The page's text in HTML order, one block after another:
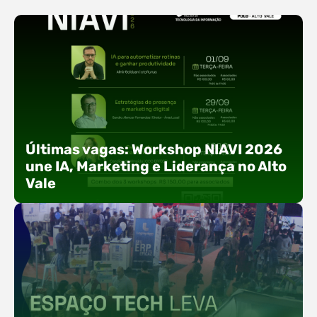
Últimas vagas: Workshop NIAVI 2026
une IA, Marketing e Liderança no Alto
Vale